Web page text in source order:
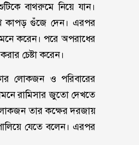
বাথরুমে নিয়ে যান।
কাপড় গুঁজে দেন। এরপর
মনে করেন। পরে অপরাধের
চেষ্টা করেন।
লোকজন ও পরিবারের
রামিসার জুতো দেখতে
তার কক্ষের দরজায়
পালিয়ে যেতে বলেন। এরপর